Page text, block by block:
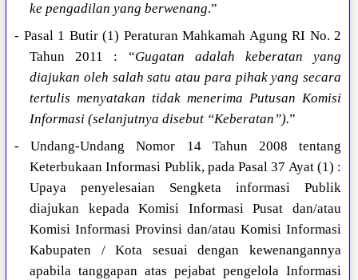
ke pengadilan yang berwenang.”
- Pasal 1 Butir (1) Peraturan Mahkamah Agung RI No. 2
Tahun 2011 : “Gugatan adalah keberatan yang
diajukan oleh salah satu atau para pihak yang secara
tertulis menyatakan tidak menerima Putusan Komisi
Informasi (selanjutnya disebut “Keberatan”).”
- Undang-Undang Nomor 14 Tahun 2008 tentang
Keterbukaan Informasi Publik, pada Pasal 37 Ayat (1) :
Upaya penyelesaian Sengketa informasi Publik
diajukan kepada Komisi Informasi Pusat dan/atau
Komisi Informasi Provinsi dan/atau Komisi Informasi
Kabupaten / Kota sesuai dengan kewenangannya
apabila tanggapan atas pejabat pengelola Informasi